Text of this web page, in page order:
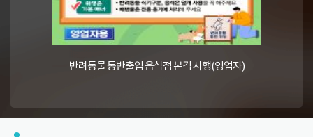
반려동물 동반출입 음식점 본격 시행(영업자)